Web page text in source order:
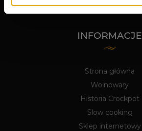
INFORMACJE
Strona główna
Wolnowary
Historia Crockpot
Slow cooking
Sklep internetowy